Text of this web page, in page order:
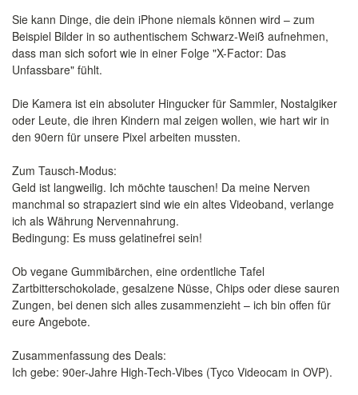
Sie kann Dinge, die dein iPhone niemals können wird – zum
Beispiel Bilder in so authentischem Schwarz-Weiß aufnehmen,
dass man sich sofort wie in einer Folge "X-Factor: Das
Unfassbare" fühlt.
​Die Kamera ist ein absoluter Hingucker für Sammler, Nostalgiker
oder Leute, die ihren Kindern mal zeigen wollen, wie hart wir in
den 90ern für unsere Pixel arbeiten mussten.
​Zum Tausch-Modus:
Geld ist langweilig. Ich möchte tauschen! Da meine Nerven
manchmal so strapaziert sind wie ein altes Videoband, verlange
ich als Währung Nervennahrung.
​Bedingung: Es muss gelatinefrei sein!
Ob vegane Gummibärchen, eine ordentliche Tafel
Zartbitterschokolade, gesalzene Nüsse, Chips oder diese sauren
Zungen, bei denen sich alles zusammenzieht – ich bin offen für
eure Angebote.
​Zusammenfassung des Deals:
​Ich gebe: 90er-Jahre High-Tech-Vibes (Tyco Videocam in OVP).